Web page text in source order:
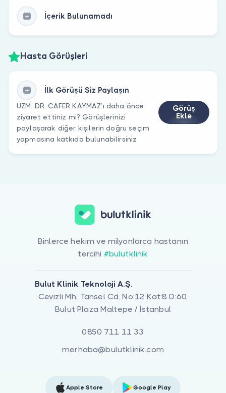
İçerik Bulunamadı
Hasta Görüşleri
İlk Görüşü Siz Paylaşın
UZM. DR. CAFER KAYMAZ’ı daha önce
ziyaret ettiniz mi? Görüşlerinizi
paylaşarak diğer kişilerin doğru seçim
yapmasına katkıda bulunabilirsiniz.
Görüş
Ekle
Binlerce hekim ve milyonlarca hastanın
tercihi #bulutklinik
Bulut Klinik Teknoloji A.Ş.
Cevizli Mh. Tansel Cd. No:12 Kat:8 D:60,
Bulut Plaza Maltepe / İstanbul
0850 711 11 33
merhaba@bulutklinik.com
Apple Store Google Play